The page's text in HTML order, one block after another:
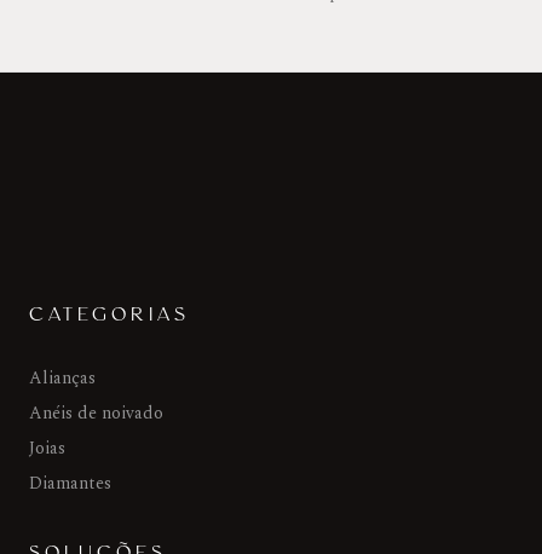
CATEGORIAS
Alianças
Anéis de noivado
Joias
Diamantes